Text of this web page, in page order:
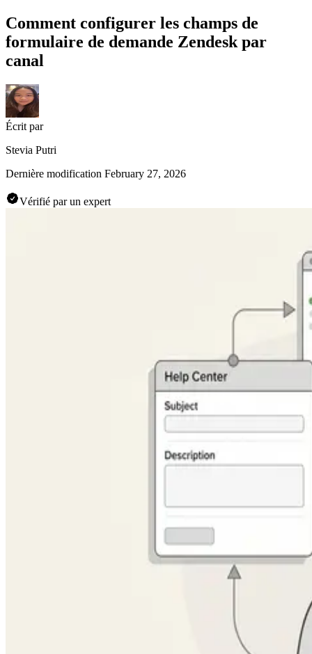
Comment configurer les champs de
formulaire de demande Zendesk par
canal
Écrit par
Stevia Putri
Dernière modification February 27, 2026
Vérifié par un expert